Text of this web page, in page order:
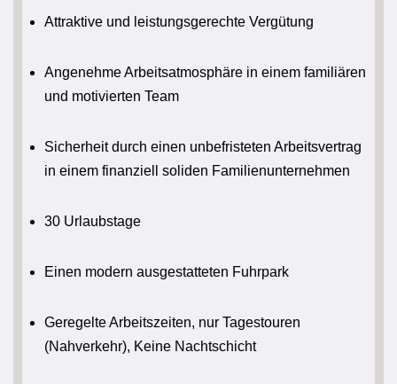
Attraktive und leistungsgerechte Vergütung
Angenehme Arbeitsatmosphäre in einem familiären
und motivierten Team
Sicherheit durch einen unbefristeten Arbeitsvertrag
in einem finanziell soliden Familienunternehmen
30 Urlaubstage
Einen modern ausgestatteten Fuhrpark
Geregelte Arbeitszeiten, nur Tagestouren
(Nahverkehr), Keine Nachtschicht